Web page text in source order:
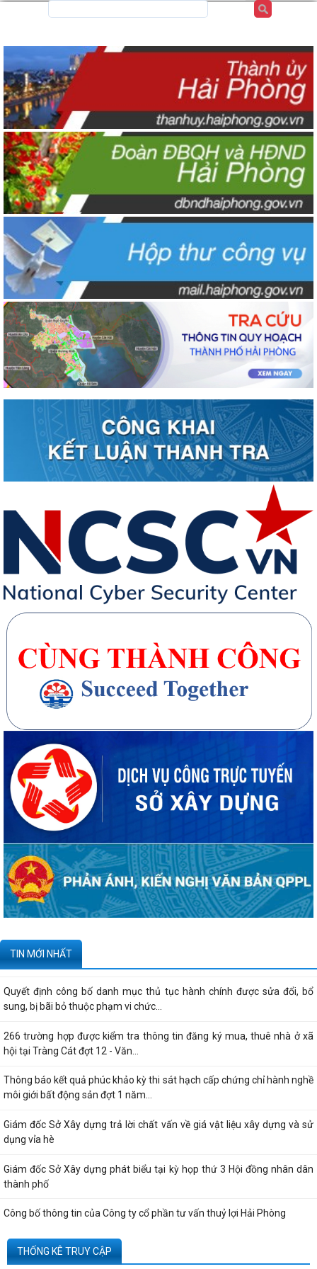
TIN MỚI NHẤT
20 căn nhà ở thấp tầng tại Khu dân cư Hồng Phong đủ điều kiện đưa
vào kinh doanh - Văn bản số...
270 căn nhà ở thấp tầng tại Dự án Khu đô thị mới phường Thủy
Nguyên đủ điều kiện đưa vào kinh doanh...
Công bố danh mục thủ tục hành chính được sửa đổi, bổ sung, thay thế,
bị bãi bỏ thuộc phạm vi chức...
Kê khai giá hàng hóa, dịch vụ bán trong nước hoặc xuất khẩu của
Công ty TNHH ống thép 190 - Văn bản...
Tạm thời chưa trả kết quả cấp chứng chỉ hành nghề hoạt động xây
Quyết định công bố danh mục thủ tục hành chính được sửa đổi, bổ
sung, bị bãi bỏ thuộc phạm vi chức...
266 trường hợp được kiểm tra thông tin đăng ký mua, thuê nhà ở xã
hội tại Tràng Cát đợt 12 - Văn...
Thông báo kết quả phúc khảo kỳ thi sát hạch cấp chứng chỉ hành nghề
môi giới bất động sản đợt 1 năm...
Giám đốc Sở Xây dựng trả lời chất vấn về giá vật liệu xây dựng và sử
dụng vỉa hè
Giám đốc Sở Xây dựng phát biểu tại kỳ họp thứ 3 Hội đồng nhân dân
thành phố
Công bố thông tin của Công ty cổ phần tư vấn thuỷ lợi Hải Phòng
Quyết định công bố thủ tục hành chính nội bộ được sửa đổi, bổ sung
thuộc phạm vi, chức năng quản lý...
THỐNG KÊ TRUY CẬP